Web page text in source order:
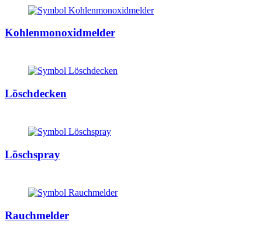
Kohlenmonoxidmelder
Löschdecken
Löschspray
Rauchmelder